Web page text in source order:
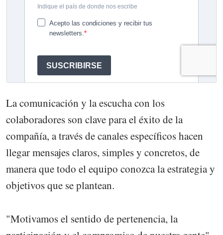
La comunicación y la escucha con los
colaboradores son clave para el éxito de la
compañía, a través de canales específicos hacen
llegar mensajes claros, simples y concretos, de
manera que todo el equipo conozca la estrategia y
objetivos que se plantean.
"Motivamos el sentido de pertenencia, la